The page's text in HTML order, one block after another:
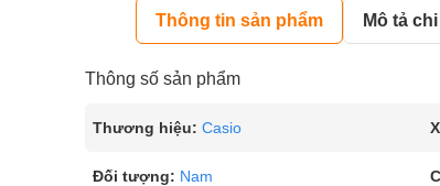
Thông tin sản phẩm Mô tả
Thông số sản phẩm
Thương hiệu: Casio
Đối tượng: Nam